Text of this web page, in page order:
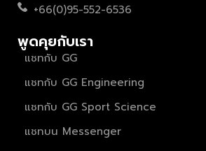
+66(0)95-552-6536
พูดคุยกับเรา
แชทกับ GG
แชทกับ GG Engineering
แชทกับ GG Sport Science
แชทบน Messenger